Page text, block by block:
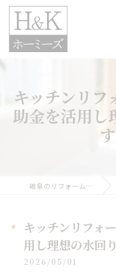
キッチンリフ
助金を活用し
岐阜のリフォームなら株式会社H&Kホーミーズ
キッチンリフォ
用し理想の水回
2026/05/01